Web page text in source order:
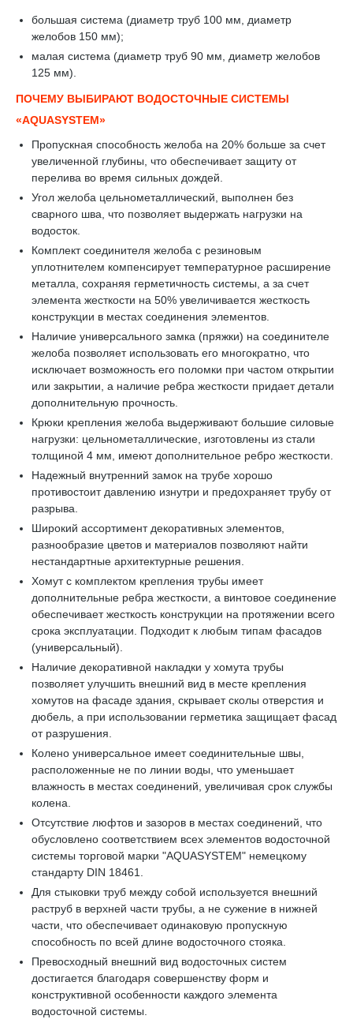
большая система (диаметр труб 100 мм, диаметр
желобов 150 мм);
малая система (диаметр труб 90 мм, диаметр желобов
125 мм).
ПОЧЕМУ ВЫБИРАЮТ ВОДОСТОЧНЫЕ СИСТЕМЫ
«AQUASYSTEM»
Пропускная способность желоба на 20% больше за счет
увеличенной глубины, что обеспечивает защиту от
перелива во время сильных дождей.
Угол желоба цельнометаллический, выполнен без
сварного шва, что позволяет выдержать нагрузки на
водосток.
Комплект соединителя желоба с резиновым
уплотнителем компенсирует температурное расширение
металла, сохраняя герметичность системы, а за счет
элемента жесткости на 50% увеличивается жесткость
конструкции в местах соединения элементов.
Наличие универсального замка (пряжки) на соединителе
желоба позволяет использовать его многократно, что
исключает возможность его поломки при частом открытии
или закрытии, а наличие ребра жесткости придает детали
дополнительную прочность.
Крюки крепления желоба выдерживают большие силовые
нагрузки: цельнометаллические, изготовлены из стали
толщиной 4 мм, имеют дополнительное ребро жесткости.
Надежный внутренний замок на трубе хорошо
противостоит давлению изнутри и предохраняет трубу от
разрыва.
Широкий ассортимент декоративных элементов,
разнообразие цветов и материалов позволяют найти
нестандартные архитектурные решения.
Хомут с комплектом крепления трубы имеет
дополнительные ребра жесткости, а винтовое соединение
обеспечивает жесткость конструкции на протяжении всего
срока эксплуатации. Подходит к любым типам фасадов
(универсальный).
Наличие декоративной накладки у хомута трубы
позволяет улучшить внешний вид в месте крепления
хомутов на фасаде здания, скрывает сколы отверстия и
дюбель, а при использовании герметика защищает фасад
от разрушения.
Колено универсальное имеет соединительные швы,
расположенные не по линии воды, что уменьшает
влажность в местах соединений, увеличивая срок службы
колена.
Отсутствие люфтов и зазоров в местах соединений, что
обусловлено соответствием всех элементов водосточной
системы торговой марки "AQUASYSTEM" немецкому
стандарту DIN 18461.
Для стыковки труб между собой используется внешний
раструб в верхней части трубы, а не сужение в нижней
части, что обеспечивает одинаковую пропускную
способность по всей длине водосточного стояка.
Превосходный внешний вид водосточных систем
достигается благодаря совершенству форм и
конструктивной особенности каждого элемента
водосточной системы.